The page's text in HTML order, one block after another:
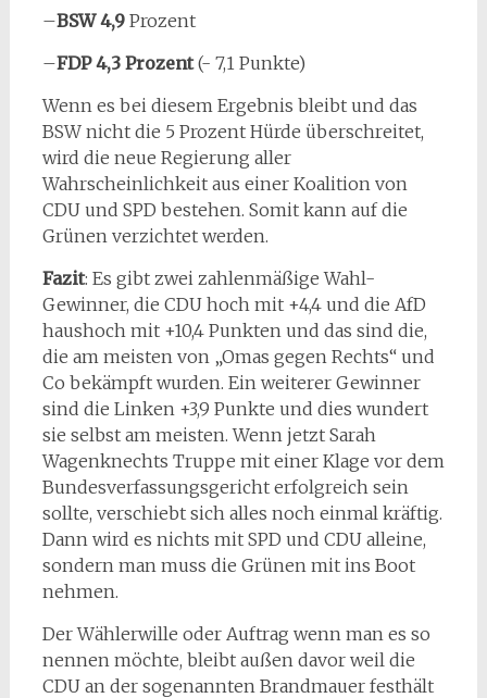
–BSW 4,9Prozent
–FDP 4,3 Prozent(- 7,1 Punkte)
Wenn es bei diesem Ergebnis bleibt und das
BSW nicht die 5 Prozent Hürde überschreitet,
wird die neue Regierung aller
Wahrscheinlichkeit aus einer Koalition von
CDU und SPD bestehen. Somit kann auf die
Grünen verzichtet werden.
Fazit: Es gibt zwei zahlenmäßige Wahl-
Gewinner, die CDU hoch mit +4,4 und die AfD
haushoch mit +10,4 Punkten und das sind die,
die am meisten von „Omas gegen Rechts“ und
Co bekämpft wurden. Ein weiterer Gewinner
sind die Linken +3,9 Punkte und dies wundert
sie selbst am meisten. Wenn jetzt Sarah
Wagenknechts Truppe mit einer Klage vor dem
Bundesverfassungsgericht erfolgreich sein
sollte, verschiebt sich alles noch einmal kräftig.
Dann wird es nichts mit SPD und CDU alleine,
sondern man muss die Grünen mit ins Boot
nehmen.
Der Wählerwille oder Auftrag wenn man es so
nennen möchte, bleibt außen davor weil die
CDU an der sogenannten Brandmauer festhält